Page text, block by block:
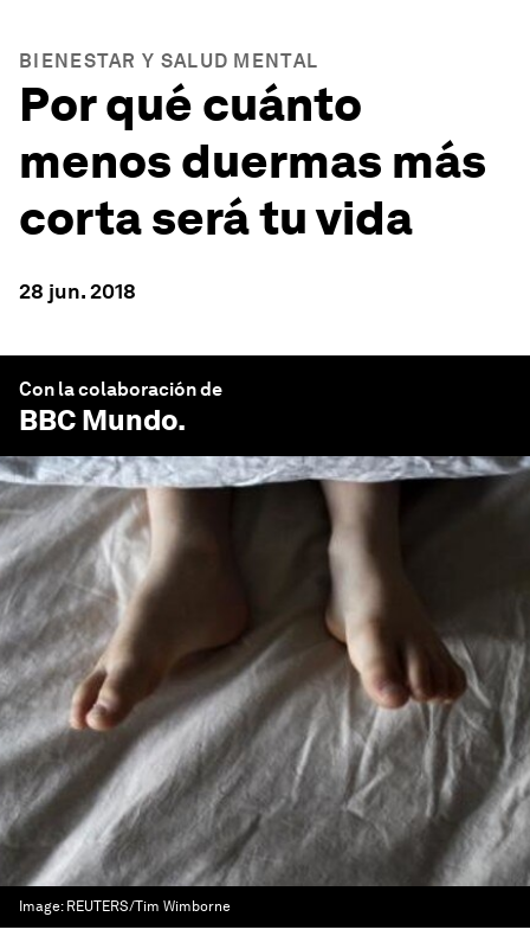
BIENESTAR Y SALUD MENTAL
Por qué cuánto
menos duermas más
corta será tu vida
28 jun. 2018
Con la colaboración de
BBC Mundo.
Image: REUTERS/Tim Wimborne